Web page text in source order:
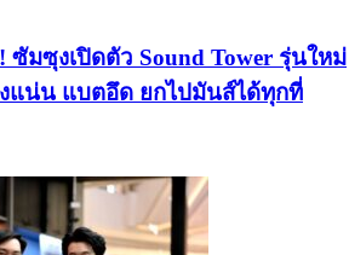
มซุงเปิดตัว Sound Tower รุ่นใหม่
แน่น แบตอึด ยกไปมันส์ได้ทุกที่